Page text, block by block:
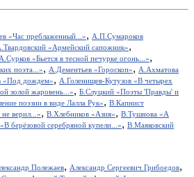
«Час преблаженный...», А.П.Сумароков
«Армейский сапожник»,
А.Сурков «Бьется в тесной печурке огонь...»,
поэта...», А.Дементьев «Гороскоп», А.Ахматова
«Под дождем», А.Голенищев-Кутузов «В четырех
золой жаровень...», Б.Слуцкий «Поэты 'Правды' и
поэзии в виде Лалла Рук», В.Капнист
верил...», В.Хлебников «Азия», В.Тушнова «А
берёзовой серебряной купели...», В.Маяковский
Полежаев, Александр Сергеевич Грибоедов,